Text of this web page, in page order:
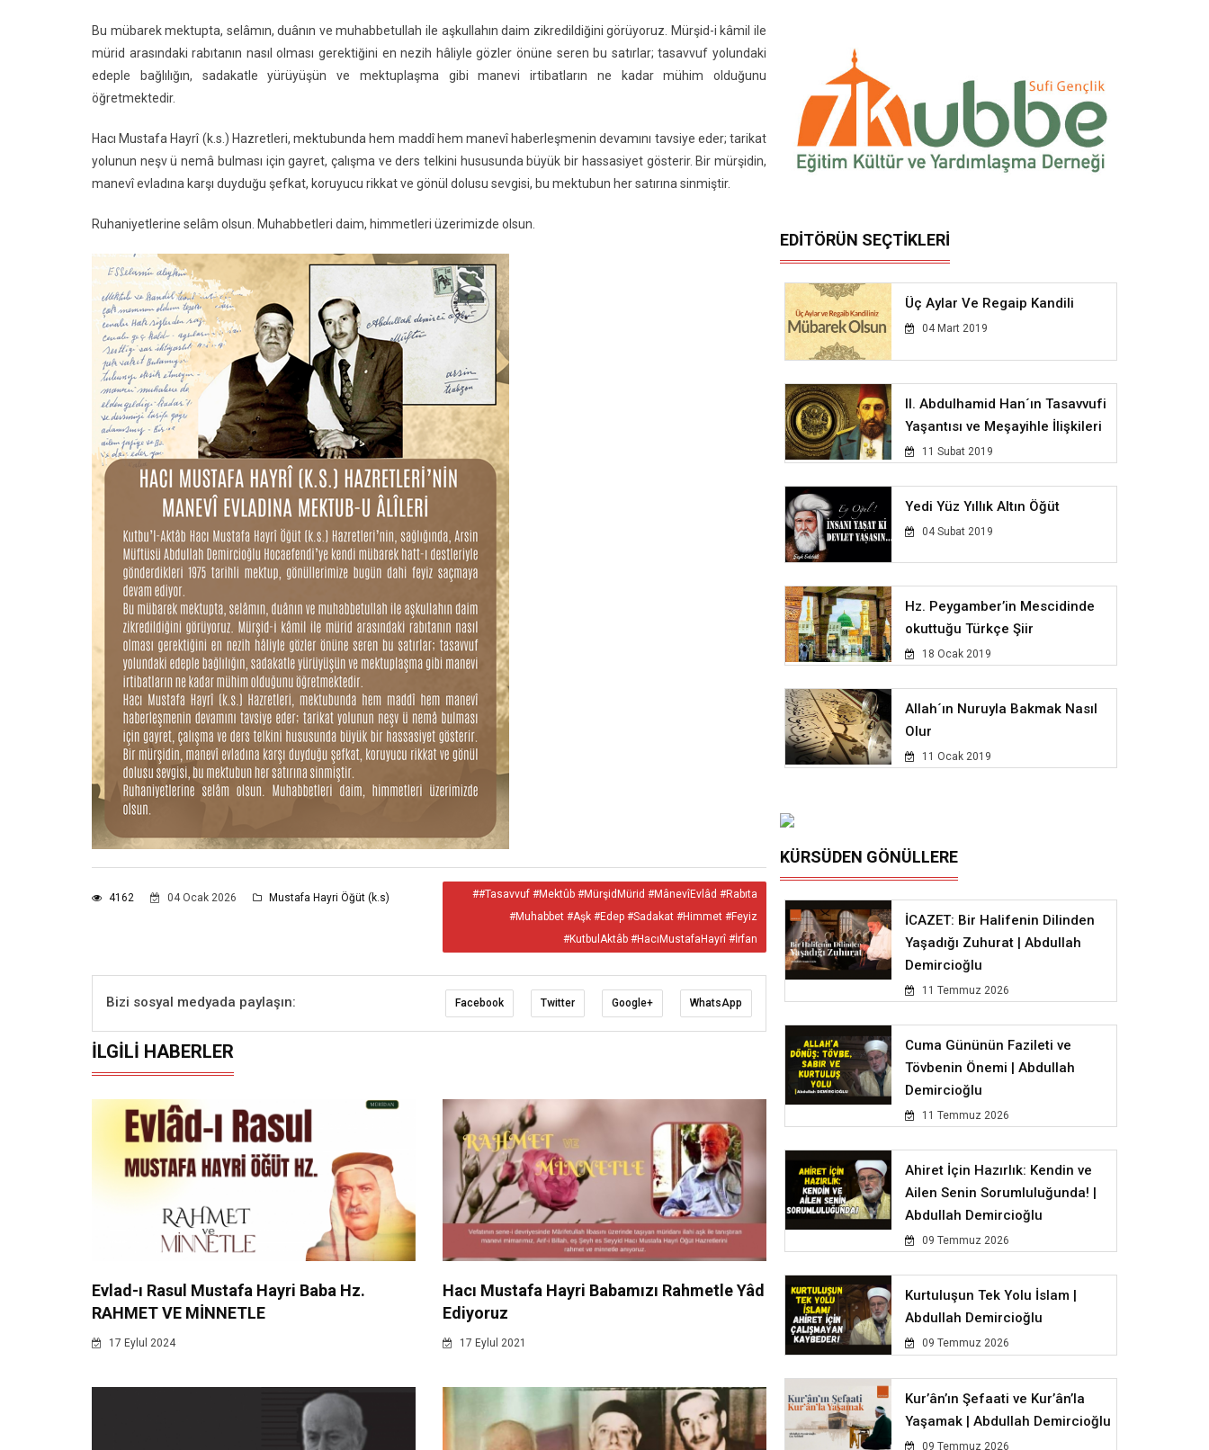
Bu mübarek mektupta, selâmın, duânın ve muhabbetullah ile aşkullahın daim zikredildiğini görüyoruz. Mürşid-i kâmil ile
mürid arasındaki rabıtanın nasıl olması gerektiğini en nezih hâliyle gözler önüne seren bu satırlar; tasavvuf yolundaki
edeple bağlılığın, sadakatle yürüyüşün ve mektuplaşma gibi manevi irtibatların ne kadar mühim olduğunu
öğretmektedir.
Hacı Mustafa Hayrî (k.s.) Hazretleri, mektubunda hem maddî hem manevî haberleşmenin devamını tavsiye eder; tarikat
yolunun neşv ü nemâ bulması için gayret, çalışma ve ders telkini hususunda büyük bir hassasiyet gösterir. Bir mürşidin,
manevî evladına karşı duyduğu şefkat, koruyucu rikkat ve gönül dolusu sevgisi, bu mektubun her satırına sinmiştir.
Ruhaniyetlerine selâm olsun. Muhabbetleri daim, himmetleri üzerimizde olsun.
4162 04 Ocak 2026 Mustafa Hayri Öğüt (k.s)
##Tasavvuf #Mektûb #MürşidMürid #MânevîEvlâd #Rabıta
#Muhabbet #Aşk #Edep #Sadakat #Himmet #Feyiz
#KutbulAktâb #HacıMustafaHayrî #İrfan
Bizi sosyal medyada paylaşın: Facebook Twitter Google+ WhatsApp
İLGILI HABERLER
Evlad-ı Rasul Mustafa Hayri Baba Hz.
RAHMET VE MİNNETLE
17 Eylul 2024
Hacı Mustafa Hayri Babamızı Rahmetle Yâd
Ediyoruz
17 Eylul 2021
EDİTÖRÜN SEÇTİKLERİ
Üç Aylar Ve Regaip Kandili
04 Mart 2019
II. Abdulhamid Han´ın Tasavvufi
Yaşantısı ve Meşayihle İlişkileri
11 Subat 2019
Yedi Yüz Yıllık Altın Öğüt
04 Subat 2019
Hz. Peygamber’in Mescidinde
okuttuğu Türkçe Şiir
18 Ocak 2019
Allah´ın Nuruyla Bakmak Nasıl
Olur
11 Ocak 2019
KÜRSÜDEN GÖNÜLLERE
İCAZET: Bir Halifenin Dilinden
Yaşadığı Zuhurat | Abdullah
Demircioğlu
11 Temmuz 2026
Cuma Gününün Fazileti ve
Tövbenin Önemi | Abdullah
Demircioğlu
11 Temmuz 2026
Ahiret İçin Hazırlık: Kendin ve
Ailen Senin Sorumluluğunda! |
Abdullah Demircioğlu
09 Temmuz 2026
Kurtuluşun Tek Yolu İslam |
Abdullah Demircioğlu
09 Temmuz 2026
Kur’ân’ın Şefaati ve Kur’ân’la
Yaşamak | Abdullah Demircioğlu
09 Temmuz 2026